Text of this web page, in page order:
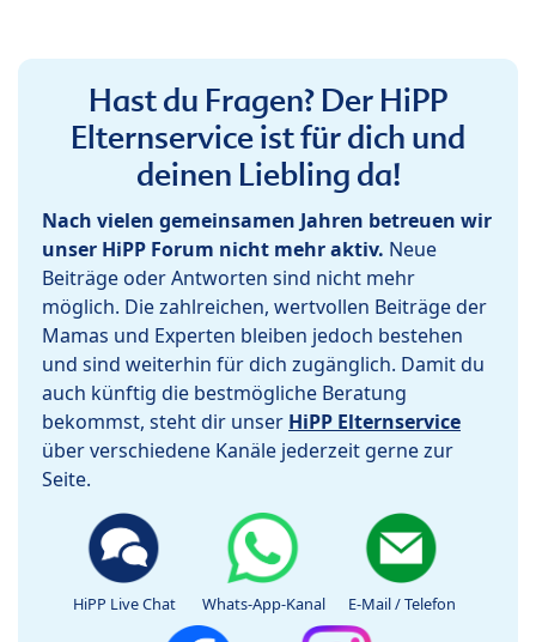
Hast du Fragen? Der HiPP
Elternservice ist für dich und
deinen Liebling da!
Nach vielen gemeinsamen Jahren betreuen wir
unser HiPP Forum nicht mehr aktiv. Neue
Beiträge oder Antworten sind nicht mehr
möglich. Die zahlreichen, wertvollen Beiträge der
Mamas und Experten bleiben jedoch bestehen
und sind weiterhin für dich zugänglich. Damit du
auch künftig die bestmögliche Beratung
bekommst, steht dir unser HiPP Elternservice
über verschiedene Kanäle jederzeit gerne zur
Seite.
HiPP Live Chat Whats-App-Kanal E-Mail / Telefon